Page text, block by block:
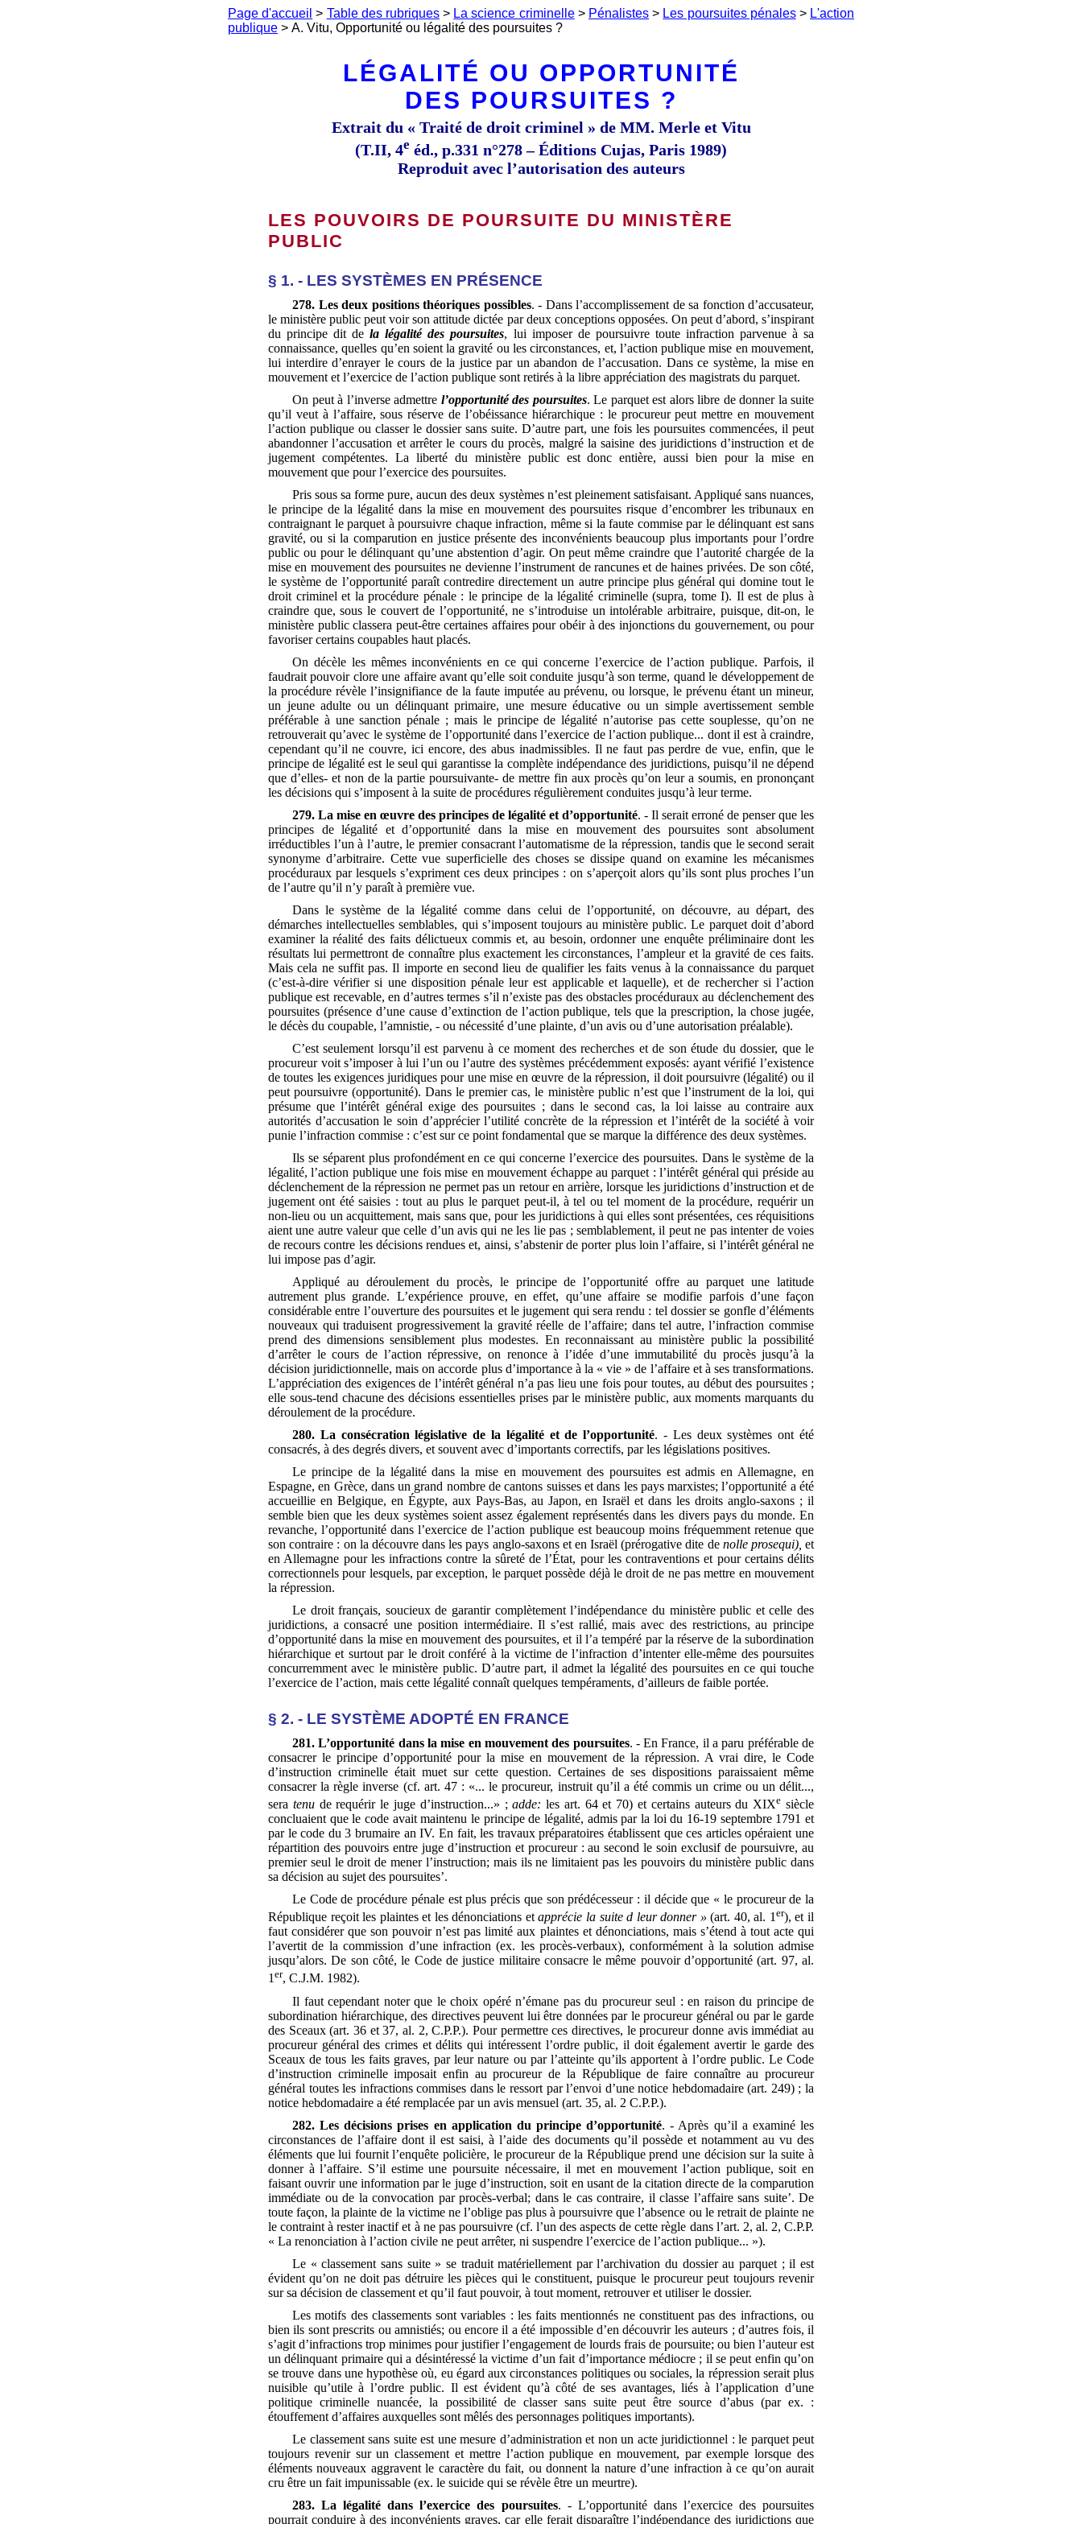
Page d'accueil > Table des rubriques> La science criminelle> Pénalistes> Les poursuites pénales> L'action
publique > A. Vitu, Opportunité ou légalité des poursuites ?
LÉGALITÉ OU OPPORTUNITÉ
DES POURSUITES ?
Extrait du « Traité de droit criminel » de MM. Merle et Vitu
(T.II, 4e éd., p.331 n°278 – Éditions Cujas, Paris 1989)
Reproduit avec l’autorisation des auteurs
LES POUVOIRS DE POURSUITE DU MINISTÈRE
PUBLIC
§ 1. - LES SYSTÈMES EN PRÉSENCE
278. Les deux positions théoriques possibles. - Dans l’accomplissement de sa fonction d’accusateur,
le ministère public peut voir son attitude dictée par deux conceptions opposées. On peut d’abord, s’inspirant
du principe dit dela légalité des poursuites, lui imposer de poursuivre toute infraction parvenue à sa
connaissance, quelles qu’en soient la gravité ou les circonstances, et, l’action publique mise en mouvement,
lui interdire d’enrayer le cours de la justice par un abandon de l’accusation. Dans ce système, la mise en
mouvement et l’exercice de l’action publique sont retirés à la libre appréciation des magistrats du parquet.
On peut à l’inverse admettre l’opportunité des poursuites. Le parquet est alors libre de donner la suite
qu’il veut à l’affaire, sous réserve de l’obéissance hiérarchique : le procureur peut mettre en mouvement
l’action publique ou classer le dossier sans suite. D’autre part, une fois les poursuites commencées, il peut
abandonner l’accusation et arrêter le cours du procès, malgré la saisine des juridictions d’instruction et de
jugement compétentes. La liberté du ministère public est donc entière, aussi bien pour la mise en
mouvement que pour l’exercice des poursuites.
Pris sous sa forme pure, aucun des deux systèmes n’est pleinement satisfaisant. Appliqué sans nuances,
le principe de la légalité dans la mise en mouvement des poursuites risque d’encombrer les tribunaux en
contraignant le parquet à poursuivre chaque infraction, même si la faute commise par le délinquant est sans
gravité, ou si la comparution en justice présente des inconvénients beaucoup plus importants pour l’ordre
public ou pour le délinquant qu’une abstention d’agir. On peut même craindre que l’autorité chargée de la
mise en mouvement des poursuites ne devienne l’instrument de rancunes et de haines privées. De son côté,
le système de l’opportunité paraît contredire directement un autre principe plus général qui domine tout le
droit criminel et la procédure pénale : le principe de la légalité criminelle (supra, tome I). Il est de plus à
craindre que, sous le couvert de l’opportunité, ne s’introduise un intolérable arbitraire, puisque, dit-on, le
ministère public classera peut-être certaines affaires pour obéir à des injonctions du gouvernement, ou pour
favoriser certains coupables haut placés.
On décèle les mêmes inconvénients en ce qui concerne l’exercice de l’action publique. Parfois, il
faudrait pouvoir clore une affaire avant qu’elle soit conduite jusqu’à son terme, quand le développement de
la procédure révèle l’insignifiance de la faute imputée au prévenu, ou lorsque, le prévenu étant un mineur,
un jeune adulte ou un délinquant primaire, une mesure éducative ou un simple avertissement semble
préférable à une sanction pénale ; mais le principe de légalité n’autorise pas cette souplesse, qu’on ne
retrouverait qu’avec le système de l’oppor­tunité dans l’exercice de l’action publique... dont il est à craindre,
cependant qu’il ne couvre, ici encore, des abus inadmissibles. Il ne faut pas perdre de vue, enfin, que le
principe de légalité est le seul qui garantisse la complète indépendance des juridictions, puisqu’il ne dépend
que d’elles- et non de la partie poursuivante- de mettre fin aux procès qu’on leur a soumis, en prononçant
les décisions qui s’imposent à la suite de procédures régulièrement conduites jusqu’à leur terme.
279. La mise en œuvre des principes de légalité et d’opportunité. - Il serait erroné de penser que les
principes de légalité et d’opportunité dans la mise en mouvement des poursuites sont absolument
irréductibles l’un à l’autre, le premier consacrant l’automatisme de la répression, tandis que le second serait
synonyme d’arbitraire. Cette vue superficielle des choses se dissipe quand on examine les mécanismes
procéduraux par lesquels s’expriment ces deux principes : on s’aperçoit alors qu’ils sont plus proches l’un
de l’autre qu’il n’y paraît à première vue.
Dans le système de la légalité comme dans celui de l’opportunité, on découvre, au départ, des
démarches intellectuelles semblables, qui s’imposent toujours au ministère public. Le parquet doit d’abord
examiner la réalité des faits délictueux commis et, au besoin, ordonner une enquête préliminaire dont les
résultats lui permettront de connaître plus exactement les circonstances, l’ampleur et la gravité de ces faits.
Mais cela ne suffit pas. Il importe en second lieu de qualifier les faits venus à la connaissance du parquet
(c’est-à-dire vérifier si une disposition pénale leur est applicable et laquelle), et de rechercher si l’action
publique est recevable, en d’autres termes s’il n’existe pas des obstacles procéduraux au déclenchement des
poursuites (présence d’une cause d’extinction de l’action publique, tels que la prescription, la chose jugée,
le décès du coupable, l’amnistie, - ou nécessité d’une plainte, d’un avis ou d’une autorisation préalable).
C’est seulement lorsqu’il est parvenu à ce moment des recherches et de son étude du dossier, que le
procureur voit s’imposer à lui l’un ou l’autre des systèmes précédemment exposés: ayant vérifié l’existence
de toutes les exigences juridiques pour une mise en œuvre de la répression, il doit poursuivre (légalité) ou il
peut poursuivre (opportunité). Dans le premier cas, le ministère public n’est que l’instrument de la loi, qui
présume que l’intérêt général exige des poursuites ; dans le second cas, la loi laisse au contraire aux
autorités d’accusation le soin d’apprécier l’utilité concrète de la répression et l’intérêt de la société à voir
punie l’infraction commise : c’est sur ce point fondamental que se marque la différence des deux systèmes.
Ils se séparent plus profondément en ce qui concerne l’exercice des poursuites. Dans le système de la
légalité, l’action publique une fois mise en mouvement échappe au parquet : l’intérêt général qui préside au
déclenchement de la répression ne permet pas un retour en arrière, lorsque les juridictions d’instruction et de
jugement ont été saisies : tout au plus le parquet peut-il, à tel ou tel moment de la procédure, requérir un
non-lieu ou un acquittement, mais sans que, pour les juridictions à qui elles sont présentées, ces réquisitions
aient une autre valeur que celle d’un avis qui ne les lie pas ; semblablement, il peut ne pas intenter de voies
de recours contre les décisions rendues et, ainsi, s’abstenir de porter plus loin l’affaire, si l’intérêt général ne
lui impose pas d’agir.
Appliqué au déroulement du procès, le principe de l’opportunité offre au parquet une latitude
autrement plus grande. L’expérience prouve, en effet, qu’une affaire se modifie parfois d’une façon
considérable entre l’ouverture des poursuites et le jugement qui sera rendu : tel dossier se gonfle d’éléments
nouveaux qui traduisent progressivement la gravité réelle de l’affaire; dans tel autre, l’infraction commise
prend des dimensions sensiblement plus modestes. En reconnaissant au ministère public la possibilité
d’arrêter le cours de l’action répressive, on renonce à l’idée d’une immutabilité du procès jusqu’à la
décision juridictionnelle, mais on accorde plus d’importance à la « vie » de l’affaire et à ses transformations.
L’appréciation des exigences de l’intérêt général n’a pas lieu une fois pour toutes, au début des poursuites ;
elle sous-tend chacune des décisions essentielles prises par le ministère public, aux moments marquants du
déroulement de la procédure.
280. La consécration législative de la légalité et de l’opportunité. - Les deux systèmes ont été
consacrés, à des degrés divers, et souvent avec d’importants correctifs, par les législations positives.
Le principe de la légalité dans la mise en mouvement des poursuites est admis en Allemagne, en
Espagne, en Grèce, dans un grand nombre de cantons suisses et dans les pays marxistes; l’opportunité a été
accueillie en Belgique, en Égypte, aux Pays-Bas, au Japon, en Israël et dans les droits anglo-saxons ; il
semble bien que les deux systèmes soient assez également représentés dans les divers pays du monde. En
revanche, l’opportunité dans l’exercice de l’action publique est beaucoup moins fréquemment retenue que
son contraire : on la découvre dans les pays anglo-saxons et en Israël (prérogative dite de nolle prosequi), et
en Allemagne pour les infractions contre la sûreté de l’État, pour les contraventions et pour certains délits
correctionnels pour lesquels, par exception, le parquet possède déjà le droit de ne pas mettre en mouvement
la répression.
Le droit français, soucieux de garantir complètement l’indépendance du ministère public et celle des
juridictions, a consacré une position intermédiaire. Il s’est rallié, mais avec des restrictions, au principe
d’opportunité dans la mise en mouvement des poursuites, et il l’a tempéré par la réserve de la subordination
hiérarchique et surtout par le droit conféré à la victime de l’infraction d’intenter elle-même des poursuites
concurremment avec le ministère public. D’autre part, il admet la légalité des poursuites en ce qui touche
l’exercice de l’action, mais cette légalité connaît quelques tempéraments, d’ailleurs de faible portée.
§ 2. - LE SYSTÈME ADOPTÉ EN FRANCE
281. L’opportunité dans la mise en mouvement des poursuites. - En France, il a paru préférable de
consacrer le principe d’opportunité pour la mise en mouvement de la répression. A vrai dire, le Code
d’instruction criminelle était muet sur cette question. Certaines de ses dispositions paraissaient même
consacrer la règle inverse (cf. art. 47 : «... le procureur, instruit qu’il a été commis un crime ou un délit...,
sera tenude requérir le juge d’instruction...» ;adde: les art. 64 et 70) et certains auteurs du XIXe siècle
concluaient que le code avait maintenu le principe de légalité, admis par la loi du 16-19 septembre 1791 et
par le code du 3 brumaire an IV. En fait, les travaux préparatoires établissent que ces articles opéraient une
répartition des pouvoirs entre juge d’instruction et procureur : au second le soin exclusif de poursuivre, au
premier seul le droit de mener l’instruction; mais ils ne limitaient pas les pouvoirs du ministère public dans
sa décision au sujet des poursuites’.
Le Code de procédure pénale est plus précis que son prédécesseur : il décide que « le procureur de la
République reçoit les plaintes et les dénonciations etapprécie la suite d leur donner » (art. 40, al. 1 er), et il
faut considérer que son pouvoir n’est pas limité aux plaintes et dénonciations, mais s’étend à tout acte qui
l’avertit de la commission d’une infraction (ex. les procès-verbaux), conformément à la solution admise
jusqu’alors. De son côté, le Code de justice militaire consacre le même pouvoir d’opportunité (art. 97, al.
1er, C.J.M. 1982).
Il faut cependant noter que le choix opéré n’émane pas du procureur seul : en raison du principe de
subordination hiérarchique, des directives peuvent lui être données par le procureur général ou par le garde
des Sceaux (art. 36 et 37, al. 2, C.P.P.). Pour permettre ces directives, le procureur donne avis immédiat au
procureur général des crimes et délits qui intéressent l’ordre public, il doit également avertir le garde des
Sceaux de tous les faits graves, par leur nature ou par l’atteinte qu’ils apportent à l’ordre public. Le Code
d’instruction criminelle imposait enfin au procureur de la République de faire connaître au procureur
général toutes les infractions commises dans le ressort par l’envoi d’une notice hebdomadaire (art. 249) ; la
notice hebdomadaire a été remplacée par un avis mensuel (art. 35, al. 2 C.P.P.).
282. Les décisions prises en application du principe d’opportunité. - Après qu’il a examiné les
circonstances de l’affaire dont il est saisi, à l’aide des documents qu’il possède et notamment au vu des
éléments que lui fournit l’enquête policière, le procureur de la République prend une décision sur la suite à
donner à l’affaire. S’il estime une poursuite nécessaire, il met en mouvement l’action publique, soit en
faisant ouvrir une information par le juge d’instruction, soit en usant de la citation directe de la comparution
immédiate ou de la convocation par procès-verbal; dans le cas contraire, il classe l’affaire sans suite’. De
toute façon, la plainte de la victime ne l’oblige pas plus à poursuivre que l’absence ou le retrait de plainte ne
le contraint à rester inactif et à ne pas poursuivre (cf. l’un des aspects de cette règle dans l’art. 2, al. 2, C.P.P.
« La renonciation à l’action civile ne peut arrêter, ni suspendre l’exercice de l’action publique... »).
Le « classement sans suite » se traduit matériellement par l’archivation du dossier au parquet ; il est
évident qu’on ne doit pas détruire les pièces qui le constituent, puisque le procureur peut toujours revenir
sur sa décision de classement et qu’il faut pouvoir, à tout moment, retrouver et utiliser le dossier.
Les motifs des classements sont variables : les faits mentionnés ne constituent pas des infractions, ou
bien ils sont prescrits ou amnistiés; ou encore il a été impossible d’en découvrir les auteurs ; d’autres fois, il
s’agit d’infractions trop minimes pour justifier l’engagement de lourds frais de poursuite; ou bien l’auteur est
un délinquant primaire qui a désintéressé la victime d’un fait d’importance médiocre ; il se peut enfin qu’on
se trouve dans une hypothèse où, eu égard aux circonstances politiques ou sociales, la répression serait plus
nuisible qu’utile à l’ordre public. Il est évident qu’à côté de ses avantages, liés à l’application d’une
politique criminelle nuancée, la possibilité de classer sans suite peut être source d’abus (par ex. :
étouffement d’affaires auxquelles sont mêlés des personnages politiques importants).
Le classement sans suite est une mesure d’administration et non un acte juridictionnel : le parquet peut
toujours revenir sur un classement et mettre l’action publique en mouvement, par exemple lorsque des
éléments nouveaux aggravent le caractère du fait, ou donnent la nature d’une infraction à ce qu’on aurait
cru être un fait impunissable (ex. le suicide qui se révèle être un meurtre).
283. La légalité dans l’exercice des poursuites. - L’opportunité dans l’exercice des poursuites
pourrait conduire à des inconvénients graves, car elle ferait disparaître l’indépendance des juridictions que